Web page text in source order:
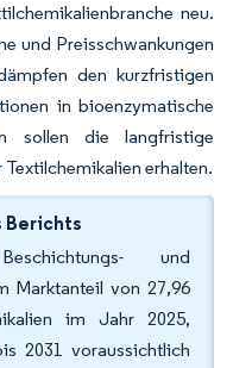
neu.
und Preisschwankungen
den kurzfristigen
in bioenzymatische
sollen die langfristige
erhalten.
Berichts
und
Marktanteil von 27,96
im Jahr 2025,
2031 voraussichtlich